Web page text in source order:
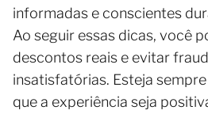
informadas e conscientes
Ao seguir essas dicas, você
descontos reais e evitar
insatisfatórias. Esteja
que a experiência seja